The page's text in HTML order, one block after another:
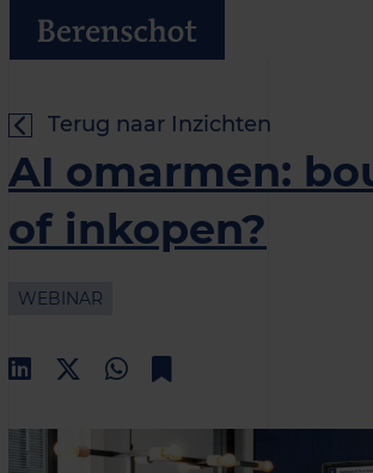
Terug naar Inzichten
AI omarmen:
of inkopen?
WEBINAR